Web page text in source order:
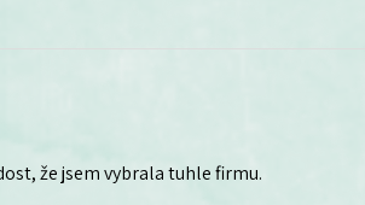
že jsem vybrala tuhle firmu.